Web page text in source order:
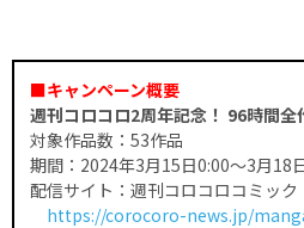
■キャンペーン概要
週刊コロコロ2周年記念！ 96時間全
対象作品数：53作品
期間：2024年3月15日0:00～3月18
配信サイト：週刊コロコロコミック
https://corocoro-news.jp/